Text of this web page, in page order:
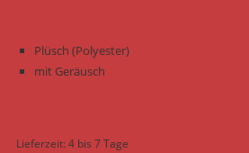
Plüsch (Polyester)
mit Geräusch
Lieferzeit:4 bis 7 Tage